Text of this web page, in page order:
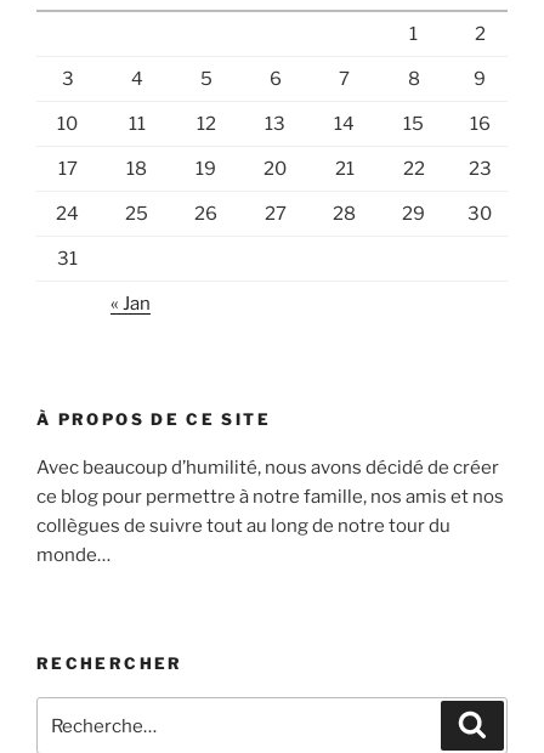
1 2
3 4 5 6 7 8 9
10 11 12 13 14 15 16
17 18 19 20 21 22 23
24 25 26 27 28 29 30
31
« Jan
À PROPOS DE CE SITE
Avec beaucoup d’humilité, nous avons décidé de créer
ce blog pour permettre à notre famille, nos amis et nos
collègues de suivre tout au long de notre tour du
monde…
RECHERCHER
pour